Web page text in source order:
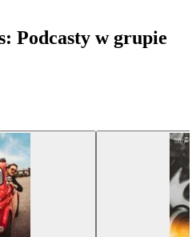
Podcasty w grupie